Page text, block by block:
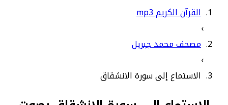
القرآن الكريم mp3
›
مصحف محمد جبريل
›
الاستماع إلى سورة الانشقاق